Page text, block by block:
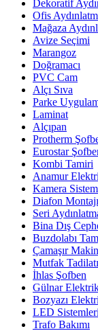
Dekoratif
Ofis
Mağaza
Avize Seçimi
Marangoz
Doğramacı
PVC Cam
Alçı Sıva
Parke
Laminat
Alçıpan
Protherm
Eurostar
Kombi Tamiri
Anamur
Kamera
Diafon Montajı
Seri
Bina Dış
Buzdolabı
Çamaşır
Mutfak Tadilatı
İhlas Şofben
Gülnar
Bozyazı
LED Sistemleri
Trafo Bakımı